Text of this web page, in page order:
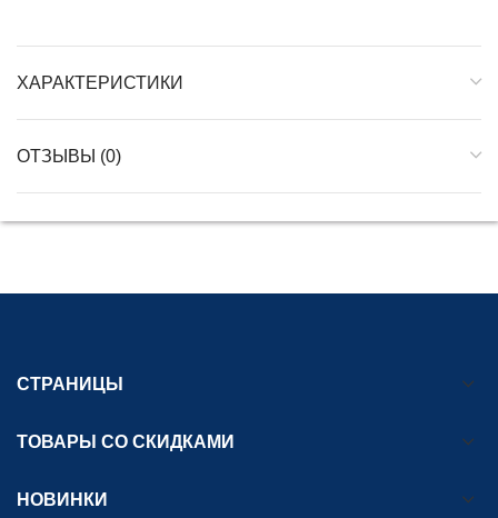
ХАРАКТЕРИСТИКИ
ОТЗЫВЫ (0)
СТРАНИЦЫ
ТОВАРЫ СО СКИДКАМИ
НОВИНКИ